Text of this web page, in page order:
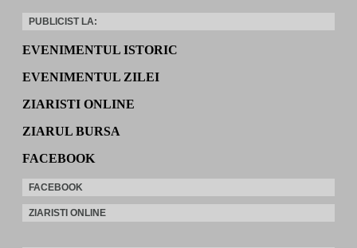
PUBLICIST LA:
EVENIMENTUL ISTORIC
EVENIMENTUL ZILEI
ZIARISTI ONLINE
ZIARUL BURSA
FACEBOOK
FACEBOOK
ZIARISTI ONLINE